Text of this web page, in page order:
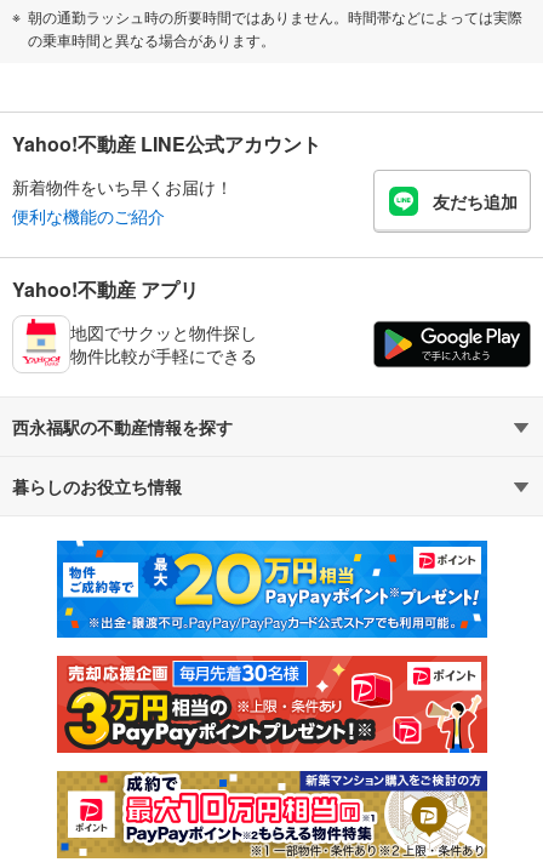
朝の通勤ラッシュ時の所要時間ではありません。時間帯などによっては実際
の乗車時間と異なる場合があります。
Yahoo!不動産 LINE公式アカウント
新着物件をいち早くお届け！
便利な機能のご紹介
友だち追加
Yahoo!不動産 アプリ
地図でサクッと物件探し
物件比較が手軽にできる
西永福駅の不動産情報を探す
不動産・住宅
新築マンション 中古マンション
新築一戸建て 中古一戸建て
注文住宅 土地
売却査定
暮らしのお役立ち情報
マンションカタログ 教えて！住まいの先生